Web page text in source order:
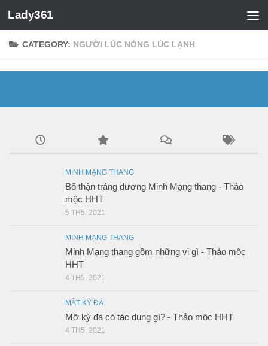
Lady361
CATEGORY: NGƯỜI LÚC NÓNG LÚC LẠNH
MINH MẠNG THANG
Bổ thận tráng dương Minh Mạng thang - Thảo
mộc HHT
5 TH5, 2021
MINH MẠNG THANG
Minh Mạng thang gồm những vị gì - Thảo mộc
HHT
4 TH5, 2021
MẬT KỲ ĐÀ
Mỡ kỳ đà có tác dụng gì? - Thảo mộc HHT
4 TH5, 2021